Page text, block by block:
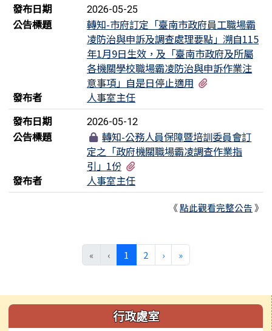
發布日期
2026-05-25
公告標題
轉知-市府訂定「臺南市政府員工職場霸
凌防治與申訴及調查處理要點」溯自115
年1月9日生效，及「臺南市政府及所屬
各機關學校職場霸凌防治與申訴作業注
意事項」自是日停止適用
發布者
人事室主任
發布日期
2026-05-12
公告標題
轉知-公務人員保障暨培訓委員會訂
定之「政府機關職場霸凌調查作業指
引」1份
發布者
人事室主任
《點此觀看完整公告》
« ‹ 1 (目前頁次)
2 ›下一頁
»最後頁
左邊區域內容 行政處室